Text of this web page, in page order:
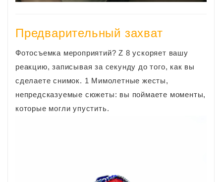
Предварительный захват
Фотосъемка мероприятий? Z 8 ускоряет вашу
реакцию, записывая за секунду до того, как вы
сделаете снимок. 1 Мимолетные жесты,
непредсказуемые сюжеты: вы поймаете моменты,
которые могли упустить.